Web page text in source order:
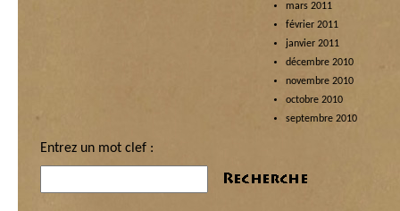
mars 2011
février 2011
janvier 2011
décembre 2010
novembre 2010
octobre 2010
septembre 2010
Entrez un mot clef :